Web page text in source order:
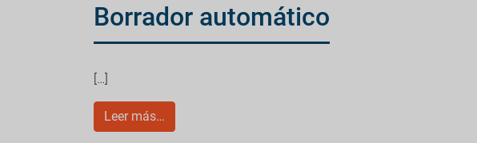
Borrador automático
[…]
Leer más…